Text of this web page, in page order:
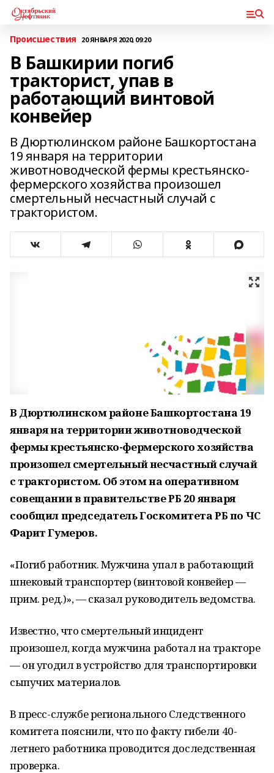
Происшествия 20 ЯНВАРЯ 2020, 09:20
В Башкирии погиб
тракторист, упав в
работающий винтовой
конвейер
В Дюртюлинском районе Башкортостана
19 января на территории
животноводческой фермы крестьянско-
фермерского хозяйства произошел
смертельный несчастный случай с
трактористом.
В Дюртюлинском районе Башкортостана 19
января на территории животноводческой
фермы крестьянско-фермерского хозяйства
произошел смертельный несчастный случай
с трактористом. Об этом на оперативном
совещании в правительстве РБ 20 января
сообщил председатель Госкомитета РБ по ЧС
Фарит Гумеров.
«Погиб работник. Мужчина упал в работающий
шнековый транспортер (винтовой конвейер —
прим. ред.)», — сказал руководитель ведомства.
Известно, что смертельный инцидент
произошел, когда мужчина работал на тракторе
— он угодил в устройство для транспортировки
сыпучих материалов.
В пресс-службе регионального Следственного
комитета пояснили, что по факту гибели 40-
летнего работника проводится доследственная
проверка.